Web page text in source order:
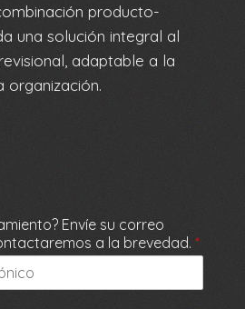
producto-
una solución integral al
adaptable a la
organización.
Envíe su correo
a la brevedad. *